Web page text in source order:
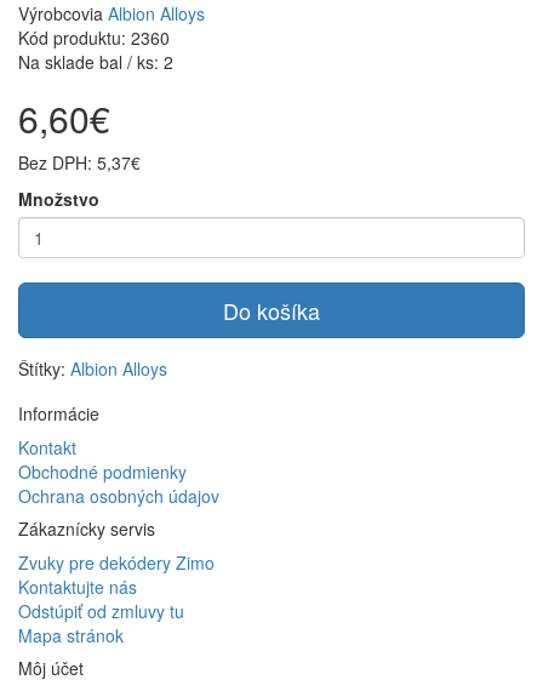
Výrobcovia Albion Alloys
Kód produktu: 2360
Na sklade bal / ks: 2
6,60€
Bez DPH: 5,37€
Množstvo
Do košíka
Štítky: Albion Alloys
Informácie
Kontakt
Obchodné podmienky
Ochrana osobných údajov
Zákaznícky servis
Zvuky pre dekódery Zimo
Kontaktujte nás
Odstúpiť od zmluvy tu
Mapa stránok
Môj účet